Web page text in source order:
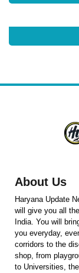
About Us
Haryana Update
will give you all
India. You will
you everyday,
corridors to the
shop, from
to Universities,